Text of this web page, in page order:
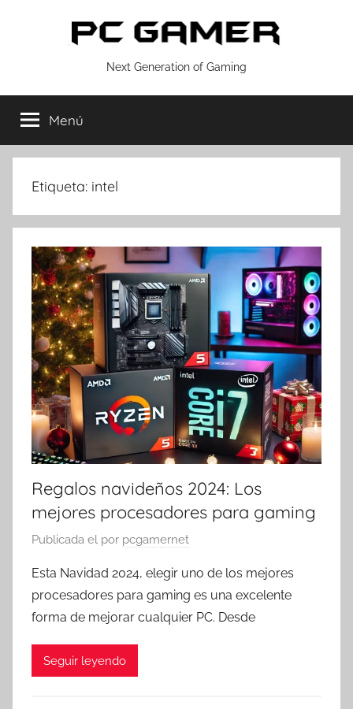
GAMER
Next Generation of Gaming
Menú
Etiqueta: intel
Regalos navideños 2024: Los
mejores procesadores para gaming
Publicada el por pcgamernet
Esta Navidad 2024, elegir uno de los mejores
procesadores para gaming es una excelente
forma de mejorar cualquier PC. Desde
Seguir leyendo